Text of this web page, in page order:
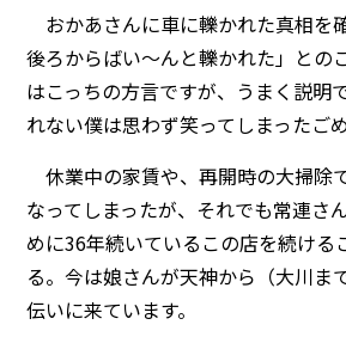
おかあさんに車に轢かれた真相を
後ろからばい〜んと轢かれた」との
はこっちの方言ですが、うまく説明
れない僕は思わず笑ってしまったご
休業中の家賃や、再開時の大掃除
なってしまったが、それでも常連さ
めに36年続いているこの店を続け
る。今は娘さんが天神から（大川ま
伝いに来ています。